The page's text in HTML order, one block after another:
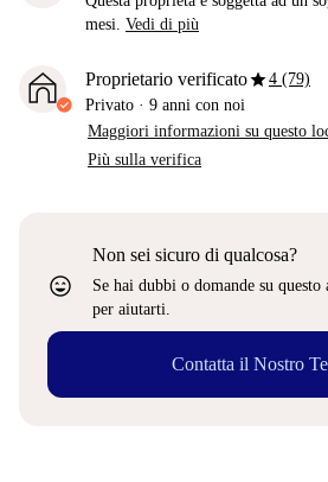
mesi. Vedi di più
Proprietario verificatostar4 (79)
Privato · 9 anni con noi
Maggiori informazioni su questo
Più sulla verifica
sentiment_very_satisfied
Non sei sicuro di qualcosa?
Se hai dubbi o domande su
per aiutarti.
Contatta il Nostro